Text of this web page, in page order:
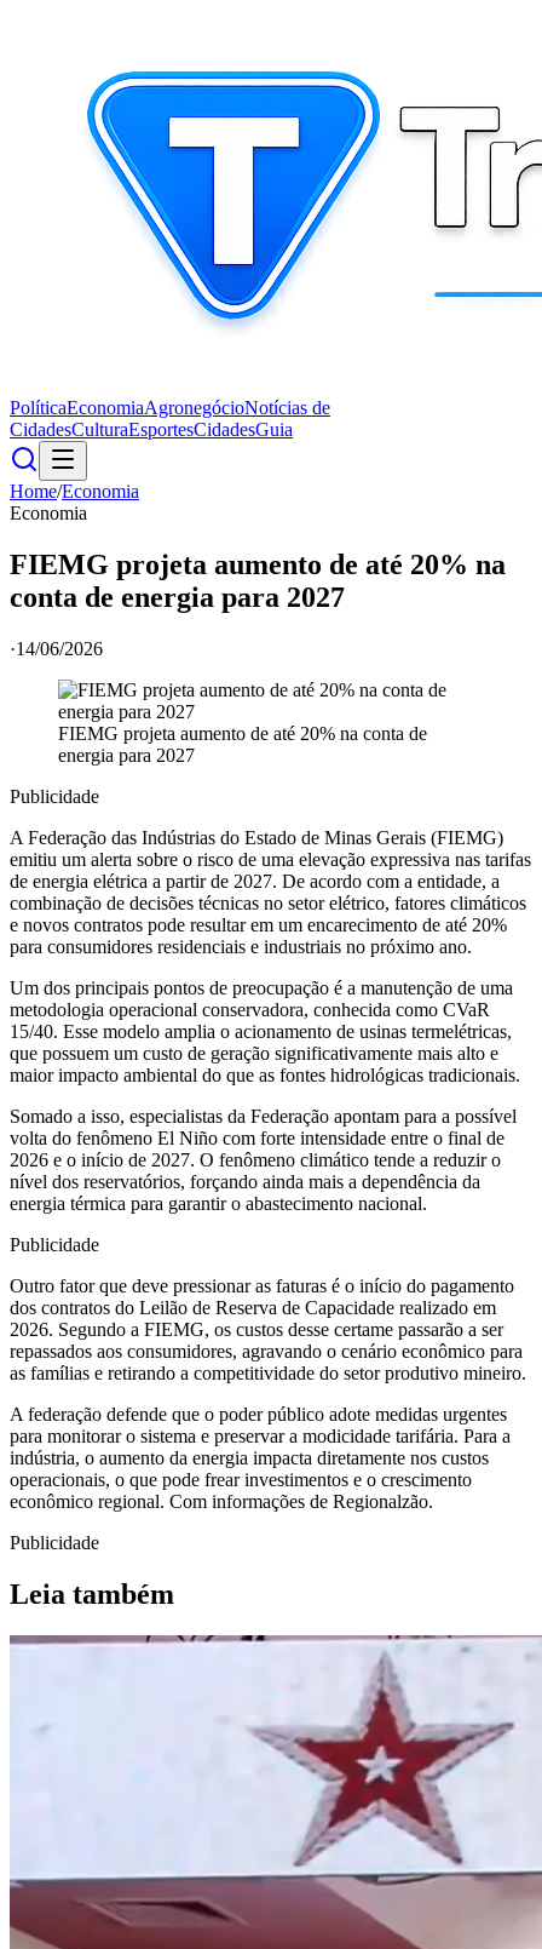
PolíticaEconomiaAgronegócioNotícias de
CidadesCulturaEsportesCidadesGuia
Home/Economia
Economia
FIEMG projeta aumento de até 20% na
conta de energia para 2027
·14/06/2026
FIEMG projeta aumento de até 20% na conta de
energia para 2027
Publicidade
A Federação das Indústrias do Estado de Minas Gerais (FIEMG)
emitiu um alerta sobre o risco de uma elevação expressiva nas tarifas
de energia elétrica a partir de 2027. De acordo com a entidade, a
combinação de decisões técnicas no setor elétrico, fatores climáticos
e novos contratos pode resultar em um encarecimento de até 20%
para consumidores residenciais e industriais no próximo ano.
Um dos principais pontos de preocupação é a manutenção de uma
metodologia operacional conservadora, conhecida como CVaR
15/40. Esse modelo amplia o acionamento de usinas termelétricas,
que possuem um custo de geração significativamente mais alto e
maior impacto ambiental do que as fontes hidrológicas tradicionais.
Somado a isso, especialistas da Federação apontam para a possível
volta do fenômeno El Niño com forte intensidade entre o final de
2026 e o início de 2027. O fenômeno climático tende a reduzir o
nível dos reservatórios, forçando ainda mais a dependência da
energia térmica para garantir o abastecimento nacional.
Publicidade
Outro fator que deve pressionar as faturas é o início do pagamento
dos contratos do Leilão de Reserva de Capacidade realizado em
2026. Segundo a FIEMG, os custos desse certame passarão a ser
repassados aos consumidores, agravando o cenário econômico para
as famílias e retirando a competitividade do setor produtivo mineiro.
A federação defende que o poder público adote medidas urgentes
para monitorar o sistema e preservar a modicidade tarifária. Para a
indústria, o aumento da energia impacta diretamente nos custos
operacionais, o que pode frear investimentos e o crescimento
econômico regional. Com informações de Regionalzão.
Publicidade
Leia também